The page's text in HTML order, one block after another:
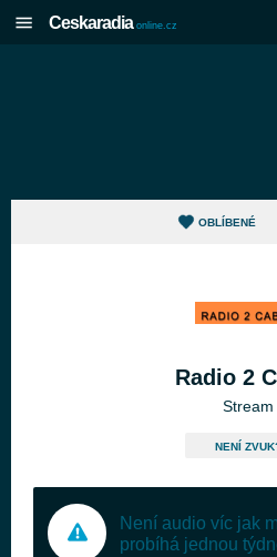
Ceskaradia online.cz
OBLÍBENÉ
Radio 2
Stream
NENÍ
Není audio víc jak
probíhá jednou